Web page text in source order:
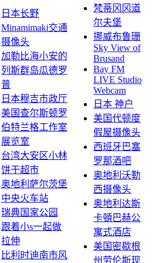
日本长野
Minamimaki交通
摄像头
加勒比海小安的
列斯群岛瓜德罗
普
日本穆吉市政厅
美国查尔斯顿罗
伯特兰格工作室
展览室
台湾大安区小林
饼干超市
奥地利萨尔茨堡
中央火车站
瑞典国家公园
跟着小s一起做
拉伸
比利时迪南市风
梵蒂冈冈道
尔夫堡
挪威布鲁珊
Sky View of
Brusand
Bay FM
LIVE Studio
Webcam
日本 神户
美国代顿度
假屋摄像头
西班牙巴塞
罗那酒吧
奥地利沃勒
西摄像头
奥地利达斯
卡頓巴赫公
寓式酒店
美国密歇根
州劳伦斯现